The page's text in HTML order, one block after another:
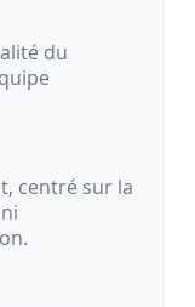
du
centré sur la